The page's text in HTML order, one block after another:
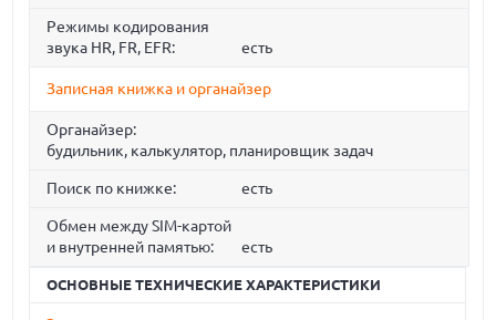
Режимы кодирования
звука HR, FR, EFR:
есть
Записная книжка и органайзер
Органайзер:
будильник, калькулятор, планировщик задач
Поиск по книжке: есть
Обмен между SIM-картой
и внутренней памятью:
есть
ОСНОВНЫЕ ТЕХНИЧЕСКИЕ ХАРАКТЕРИСТИКИ